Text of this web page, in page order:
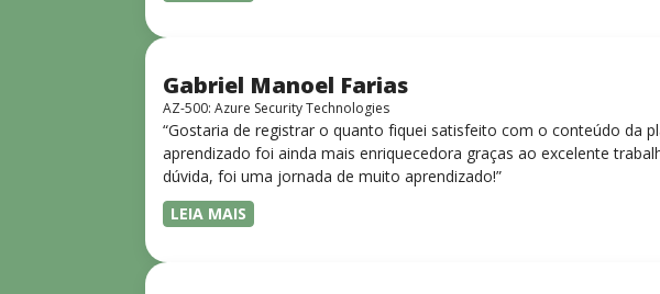
Gabriel Manoel Farias
AZ-500: Azure Security Technologies
“Gostaria de registrar o quanto fiquei satisfeito com o conteúdo da
aprendizado foi ainda mais enriquecedora graças ao excelente
dúvida, foi uma jornada de muito aprendizado!”
LEIA MAIS